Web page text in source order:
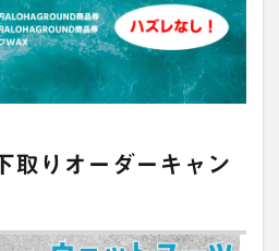
取りオーダーキャン